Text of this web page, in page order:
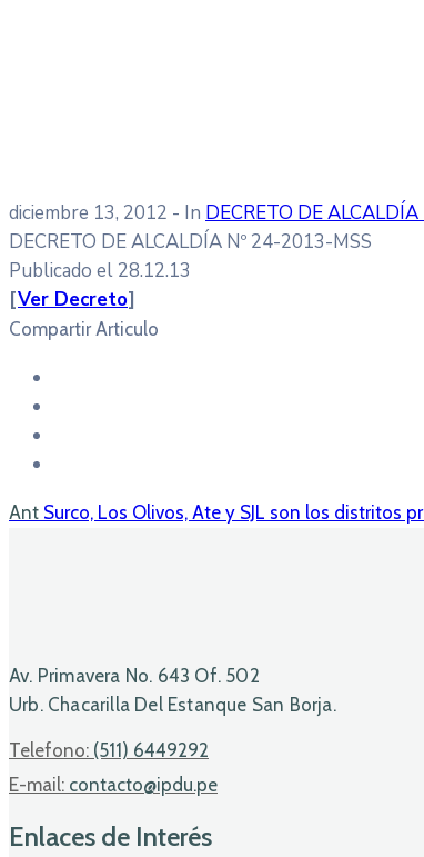
diciembre 13, 2012 - In DECRETO DE
DECRETO DE ALCALDÍA Nº 24-2013-MSS
Publicado el 28.12.13
[Ver Decreto]
Compartir Articulo
Ant Surco, Los Olivos, Ate y SJL son los distritos
Av. Primavera No. 643 Of. 502
Urb. Chacarilla Del Estanque San Borja.
Telefono: (511) 6449292
E-mail: contacto@ipdu.pe
Enlaces de Interés